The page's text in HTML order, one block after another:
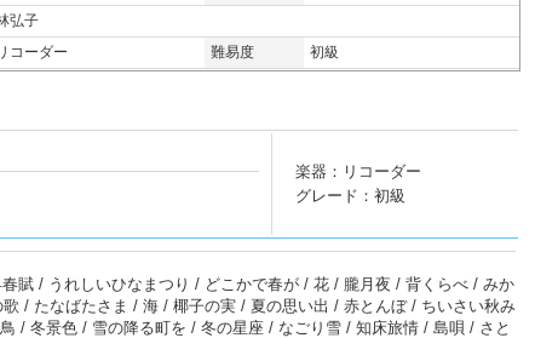
弘子
コーダー 難易度 初級
楽器：リコーダー
グレード：初級
賦 / うれしいひなまつり / どこかで春が / 花 / 朧月夜 / 背くらべ / みか
/ たなばたさま / 海 / 椰子の実 / 夏の思い出 / 赤とんぼ / ちいさい秋み
/ 冬景色 / 雪の降る町を / 冬の星座 / なごり雪 / 知床旅情 / 島唄 / さと